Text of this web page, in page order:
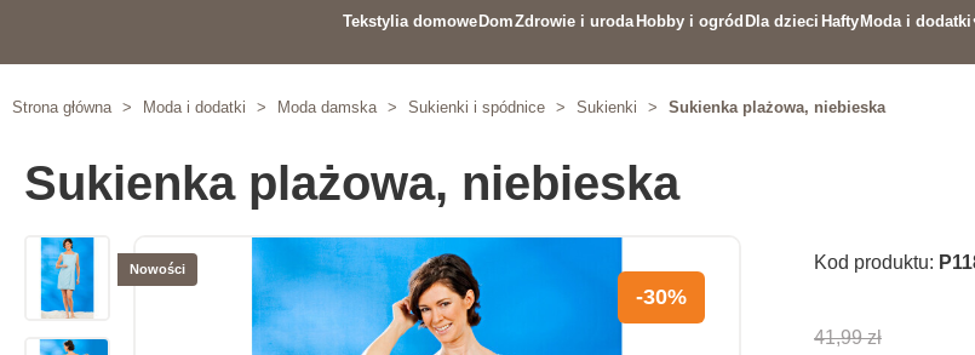
Tekstylia domowe DomZdrowie i uroda Hobby i ogród Dla dzieci Hafty Moda i dodatki
Strona główna > Moda i dodatki > Moda damska > Sukienki i spódnice > Sukienki > Sukienka plażowa, niebieska
Sukienka plażowa, niebieska
Nowości
-30%
Kod produktu:
41,99 zł